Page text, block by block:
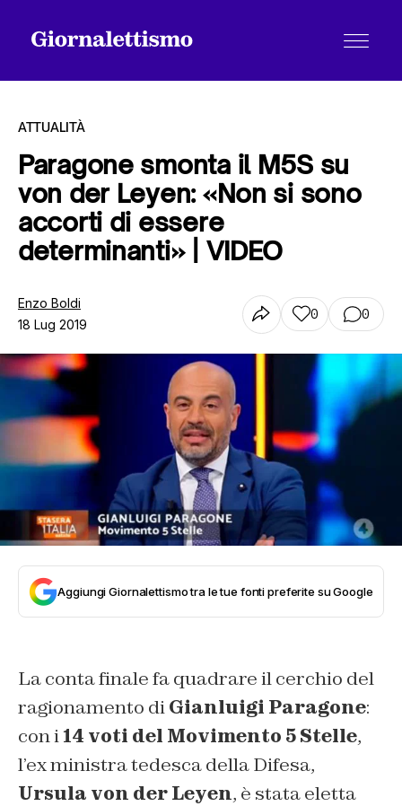
Tutti gli articoli
Contatti
ATTUALITÀ
Paragone smonta il M5S su
von der Leyen: «Non si sono
accorti di essere
determinanti» | VIDEO
Enzo Boldi
18 Lug 2019
0 0
Aggiungi Giornalettismo tra le tue fonti preferite su Google
La conta finale fa quadrare il cerchio del
ragionamento diGianluigi Paragone:
con i14 voti del Movimento 5 Stelle,
l’ex ministra tedesca della Difesa,
Ursula von der Leyen, è stata eletta